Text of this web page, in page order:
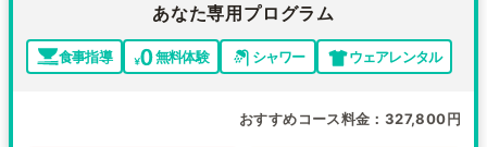
あなた専用プログラム
食事指導 無料体験 シャワー ウェアレンタル
おすすめコース料金 327,800円